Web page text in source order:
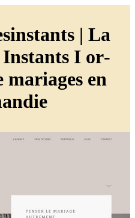
| La
Instants I or­
mariages en